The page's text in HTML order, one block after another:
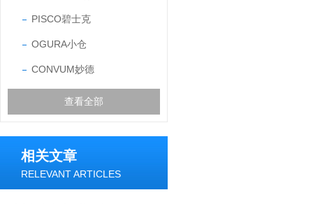
PISCO碧士克
OGURA小仓
CONVUM妙德
查看全部
相关文章
RELEVANT ARTICLES